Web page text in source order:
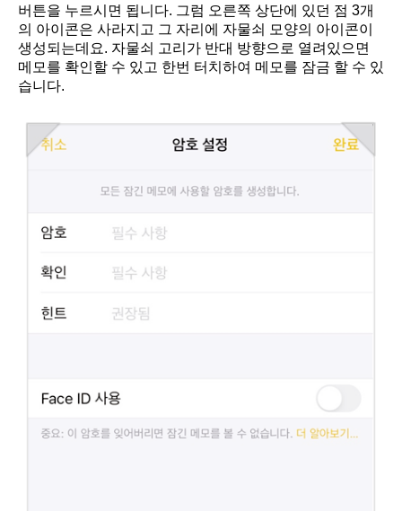
버튼을 누르시면 됩니다. 그럼 오른쪽 상단에 있던 점 3개
의 아이콘은 사라지고 그 자리에 자물쇠 모양의 아이콘이
생성되는데요. 자물쇠 고리가 반대 방향으로 열려있으면
메모를 확인할 수 있고 한번 터치하여 메모를 잠금 할 수 있
습니다.